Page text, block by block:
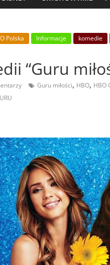
Polska Informacje komedie
“Guru
Guru miłości, HBO, HBO